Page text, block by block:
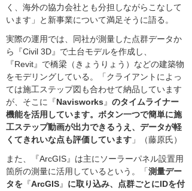
く、海外の協力会社とも分担しながらこなして
います」と新事業について満足そうに語る。
実際の運用では、同社が測量した点群データか
ら『Civil 3D』で土台モデルを作成し、
『Revit』で橋梁（きょうりょう）などの建築物
をモデリングしている。「クライアントによっ
ては施工ステップ図も合わせて納品しています
が、そこに『Navisworks 』 のタイムライナー
機能を活用しています。ボタン一つで簡単に施
工ステップ動画が出力できるうえ、データが軽
くてきれいな点も評価しています 」（藤原氏）
また、『ArcGIS』は主にソーラーパネル設置用
箇所の測量に活用しているという。「測量デー
タを 『ArcGIS』 に取り込み、点群ごとにIDを付